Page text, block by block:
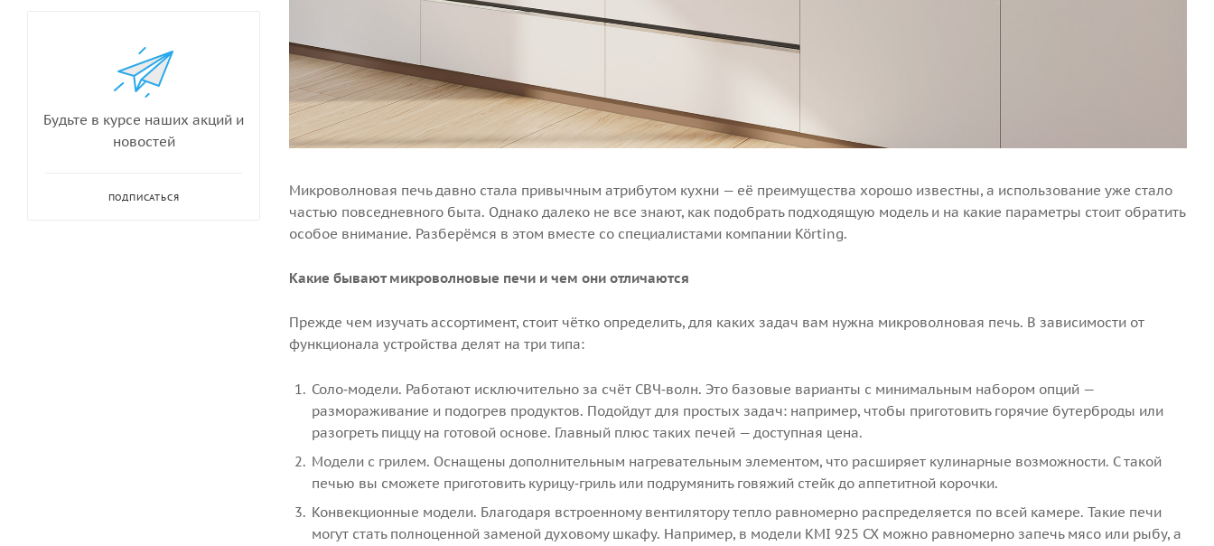
Микроволновая печь давно стала привычным атрибутом кухни — её преимущества хорошо известны, а использование уже стало
частью повседневного быта. Однако далеко не все знают, как подобрать подходящую модель и на какие параметры стоит обратить
особое внимание. Разберёмся в этом вместе со специалистами компании Körting.
Какие бывают микроволновые печи и чем они отличаются
Прежде чем изучать ассортимент, стоит чётко определить, для каких задач вам нужна микроволновая печь. В зависимости от
функционала устройства делят на три типа:
Соло‑модели. Работают исключительно за счёт СВЧ‑волн. Это базовые варианты с минимальным набором опций —
размораживание и подогрев продуктов. Подойдут для простых задач: например, чтобы приготовить горячие бутерброды или
разогреть пиццу на готовой основе. Главный плюс таких печей — доступная цена.
Модели с грилем. Оснащены дополнительным нагревательным элементом, что расширяет кулинарные возможности. С такой
печью вы сможете приготовить курицу‑гриль или подрумянить говяжий стейк до аппетитной корочки.
Конвекционные модели. Благодаря встроенному вентилятору тепло равномерно распределяется по всей камере. Такие печи
могут стать полноценной заменой духовому шкафу. Например, в модели KMI 925 CX можно равномерно запечь мясо или рыбу, а
Будьте в курсе наших акций и
новостей
ПОДПИСАТЬСЯ